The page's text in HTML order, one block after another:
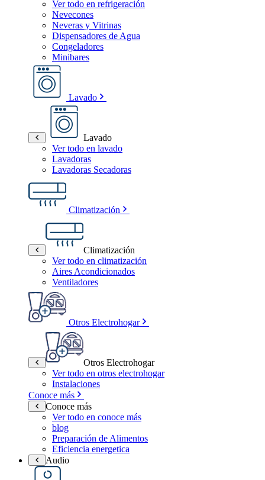
Ver todo en refrigeración
Nevecones
Neveras y Vitrinas
Dispensadores de Agua
Congeladores
Minibares
Lavado
Lavado
Ver todo en lavado
Lavadoras
Lavadoras Secadoras
Climatización
Climatización
Ver todo en climatización
Aires Acondicionados
Ventiladores
Otros Electrohogar
Otros Electrohogar
Ver todo en otros electrohogar
Instalaciones
Conoce más
Conoce más
Ver todo en conoce más
blog
Preparación de Alimentos
Eficiencia energetica
Audio